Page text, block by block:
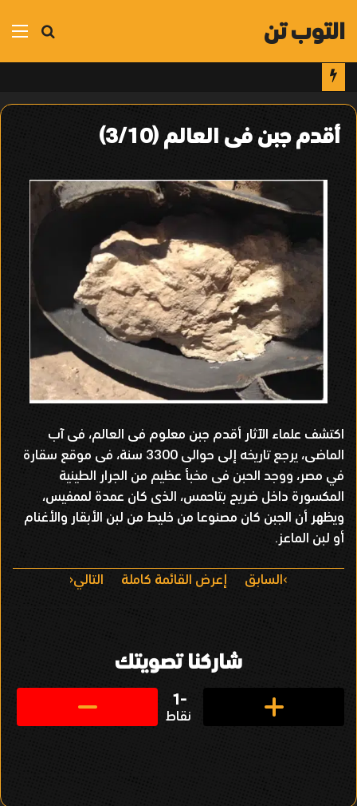
بحث
التوب تن
أقدم جبن فى العالم (3/10)
اكتشف علماء الآثار أقدم جبن معلوم فى العالم، فى آب
الماضى، يرجع تاريخه إلى حوالى 3300 سنة، فى موقع سقارة
في مصر، ووجد الحبن فى مخبأ عظيم من الجرار الطينية
المكسورة داخل ضريح بتاحمس، الذى كان عمدة لممفيس،
ويظهر أن الجبن كان مصنوعا من خليط من لبن الأبقار والأغنام
أو لبن الماعز.
السابق إعرض القائمة كاملة التالي
شاركنا تصويتك
-1
نقاط